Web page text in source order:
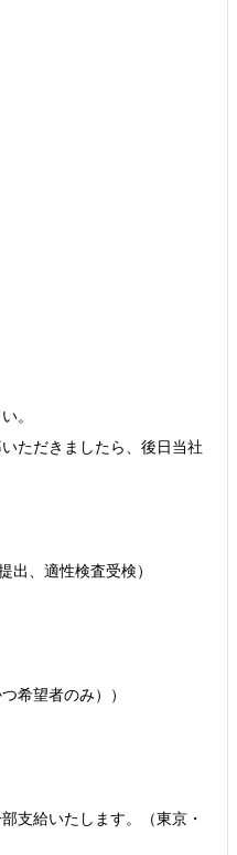
。
ただきましたら、後日当社
出、適性検査受検）
希望者のみ））
支給いたします。（東京・